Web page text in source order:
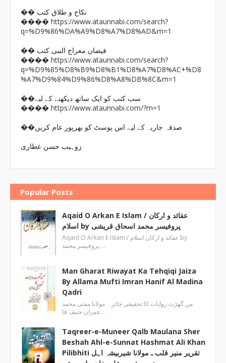
�� نکاح و طلاق کتب
���� https://www.ataunnabi.com/search?
q=%D9%86%DA%A9%D8%A7%D8%AD&m=1
�� فیضان معراج النبی کتب
���� https://www.ataunnabi.com/search?
q=%D9%85%D8%B9%D8%B1%D8%A7%D8%AC+%D8
%A7%D9%84%D9%86%D8%A8%DB%8C&m=1
��سب کتب کو ایک ساتھ دیکھنے کے لیے
���� https://www.ataunnabi.com/?m=1
��صدقہ جاریہ کے لیے اس پوسٹ کو بھرپور عام کریں
زوہیب حسن عطاری
Popular Posts
Aqaid O Arkan E Islam / عقائد و ارکان
اسلام by پروفیسر محمد اسحاق قریشی
Aqaid O Arkan E Islam / عقائد و ارکان اسلام by
پروفیسر محمد …
Man Gharat Riwayat Ka Tehqiqi Jaiza
By Allama Mufti Imran Hanif Al Madina
Qadri
من گھڑت روایات کا تحقیقی جائزہ مولانا مفتی محمد
عمران حنیف قا…
Taqreer-e-Muneer Qalb Maulana Sher
Beshah Ahl-e-Sunnat Hashmat Ali Khan
Pilibhiti تقریر منیر قلب ـ مولانا شیربیشہ اہل